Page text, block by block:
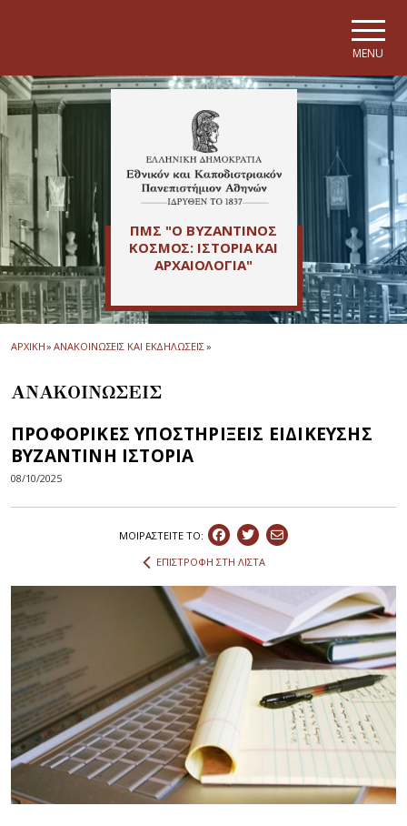
MENU
ΠΜΣ "Ο ΒΥΖΑΝΤΙΝΟΣ
ΚΟΣΜΟΣ: ΙΣΤΟΡΙΑ ΚΑΙ
ΑΡΧΑΙΟΛΟΓΙΑ"
ΑΡΧΙΚΗ» ΑΝΑΚΟΙΝΩΣΕΙΣ ΚΑΙ ΕΚΔΗΛΩΣΕΙΣ»
ΑΝΑΚΟΙΝΩΣΕΙΣ
ΠΡΟΦΟΡΙΚΕΣ ΥΠΟΣΤΗΡΙΞΕΙΣ ΕΙΔΙΚΕΥΣΗΣ
ΒΥΖΑΝΤΙΝΗ ΙΣΤΟΡΙΑ
08/10/2025
ΜΟΙΡΑΣΤEIΤΕ ΤΟ:
ΕΠΙΣΤΡΟΦΗ ΣΤΗ ΛΙΣΤΑ